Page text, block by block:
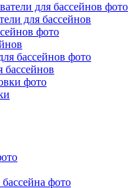
для бассейнов
бассейнов